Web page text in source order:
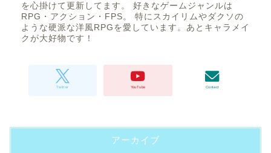
を心掛けて更新してます。 好きなゲームジャンルは
RPG・アクション・FPS。 特にスカイリムやダクソの
ような硬派な洋風RPGを愛しています。あとキャラメイ
クが大好物です！
アーカイブ